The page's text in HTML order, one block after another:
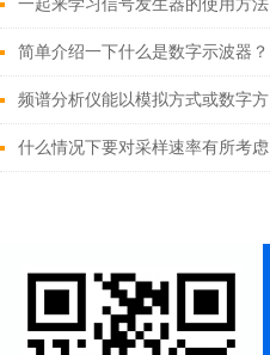
一起来学习信号发生器的使用方法
和注意事项
简单介绍一下什么是数字示波器？
频谱分析仪能以模拟方式或数字方
式显示分析结果
什么情况下要对采样速率有所考虑